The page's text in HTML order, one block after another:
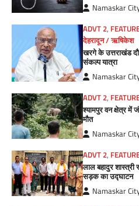
Namaskar
ADVT 2,
देहरादून / ऋषिकेश
खरगे के उत्तराखंड
संकल्प यात्रा
Namaskar
ADVT 2,
श्यामपुर वन क्षेत्र में
मौत
Namaskar
ADVT 2,
लाल बहादुर शास्त्री
सड़क का उद्घाटन
Namaskar